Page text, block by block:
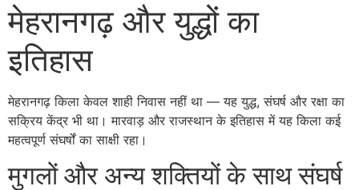
मेहरानगढ़ और युद्धों का
इतिहास
मेहरानगढ़ किला केवल शाही निवास नहीं था — यह युद्ध, संघर्ष और रक्षा का
सक्रिय केंद्र भी था। मारवाड़ और राजस्थान के इतिहास में यह किला कई
महत्वपूर्ण संघर्षों का साक्षी रहा।
मुगलों और अन्य शक्तियों के साथ संघर्ष